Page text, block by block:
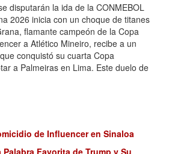
disputarán la ida de la CONMEBOL
2026 inicia con un choque de titanes
flamante campeón de la Copa
a Atlético Mineiro, recibe a un
conquistó su cuarta Copa
a Palmeiras en Lima. Este duelo de
de Influencer en Sinaloa
Favorita de Trump y Su